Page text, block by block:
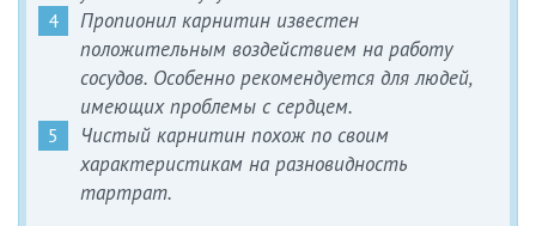
Пропионил карнитин известен
положительным воздействием на работу
сосудов. Особенно рекомендуется для людей,
имеющих проблемы с сердцем.
Чистый карнитин похож по своим
характеристикам на разновидность
тартрат.